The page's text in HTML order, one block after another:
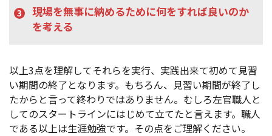
現場を無事に納めるために何をすれば良いのか
を考える
以上3点を理解してそれらを実行、実践出来て初めて見習
い期間の終了となります。もちろん、見習い期間が終了し
たからと言って終わりではありません。むしろ左官職人と
してのスタートラインにはじめて立てたと言えます。職人
である以上は生涯勉強です。その点をご理解ください。